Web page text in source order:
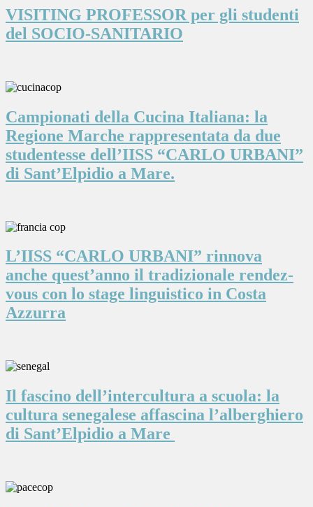
VISITING PROFESSOR per gli studenti
del SOCIO-SANITARIO
Campionati della Cucina Italiana: la
Regione Marche rappresentata da due
studentesse dell’IISS “CARLO URBANI”
di Sant’Elpidio a Mare.
L’IISS “CARLO URBANI” rinnova
anche quest’anno il tradizionale rendez-
vous con lo stage linguistico in Costa
Azzurra
Il fascino dell’intercultura a scuola: la
cultura senegalese affascina l’alberghiero
di Sant’Elpidio a Mare